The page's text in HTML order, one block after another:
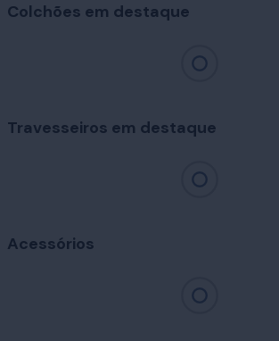
Colchões em destaque
Travesseiros em destaque
Acessórios